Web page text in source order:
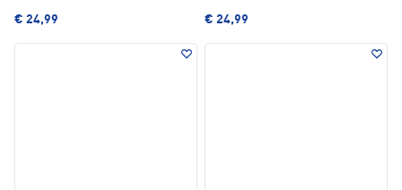
€ 24,99 € 24,99